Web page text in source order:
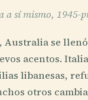
a sí mismo, 1945-
Australia se
acentos.
libanesas,
otros